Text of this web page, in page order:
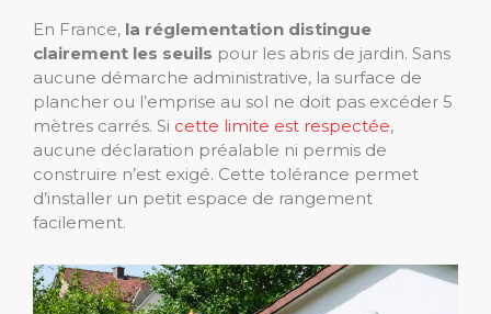
En France, la réglementation distingue
clairement les seuils pour les abris de jardin. Sans
aucune démarche administrative, la surface de
plancher ou l’emprise au sol ne doit pas excéder 5
mètres carrés. Si cette limite est respectée,
aucune déclaration préalable ni permis de
construire n’est exigé. Cette tolérance permet
d’installer un petit espace de rangement
facilement.